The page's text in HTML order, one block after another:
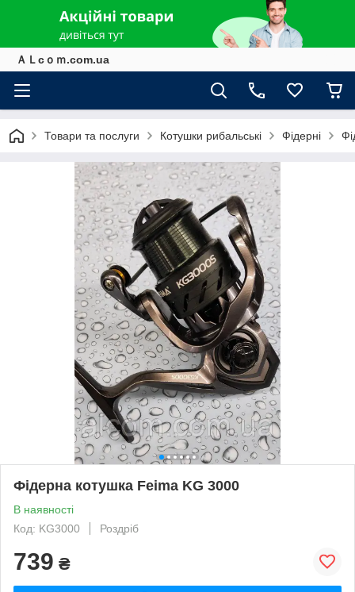
ＡＬcｏｍ.com.ua
Товари та послуги Котушки рибальські Фідерні
Фідерна котушка Feima KG 3000
В наявності
Код: KG3000
Роздріб
739 ₴